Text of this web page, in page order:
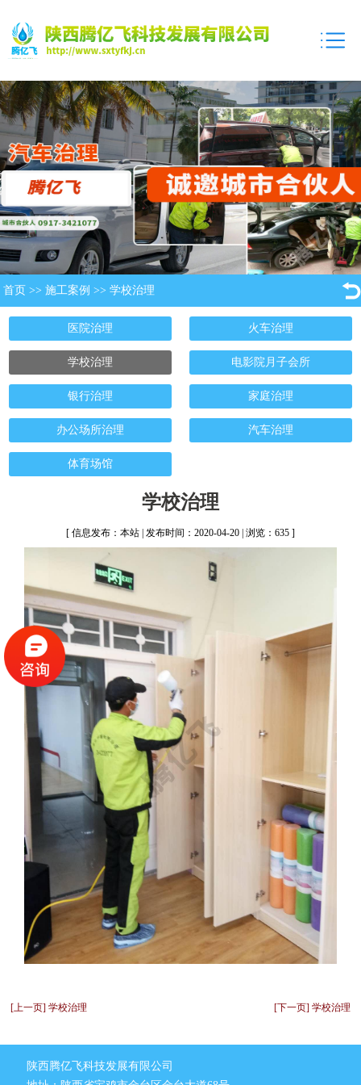
首页 >> 施工案例 >> 学校治理
医院治理 火车治理
学校治理 电影院月子会所
银行治理 家庭治理
办公场所治理 汽车治理
体育场馆
学校治理
[ 信息发布：本站 | 发布时间：2020-04-20 | 浏览：635 ]
[上一页] 学校治理 [下一页] 学校治理
陕西腾亿飞科技发展有限公司